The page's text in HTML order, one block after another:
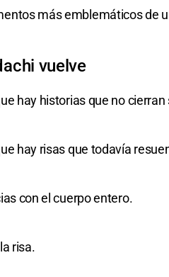
más emblemáticos de
vuelve
hay historias que no cierran
hay risas que todavía
con el cuerpo entero.
risa.